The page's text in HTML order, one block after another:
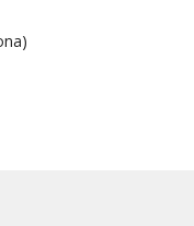
)